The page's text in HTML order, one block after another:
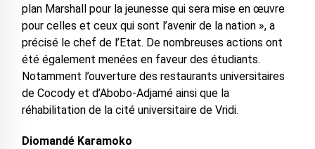
plan Marshall pour la jeunesse qui sera mise en œuvre
pour celles et ceux qui sont l’avenir de la nation », a
précisé le chef de l’Etat. De nombreuses actions ont
été également menées en faveur des étudiants.
Notamment l’ouverture des restaurants universitaires
de Cocody et d’Abobo-Adjamé ainsi que la
réhabilitation de la cité universitaire de Vridi.
Diomandé Karamoko